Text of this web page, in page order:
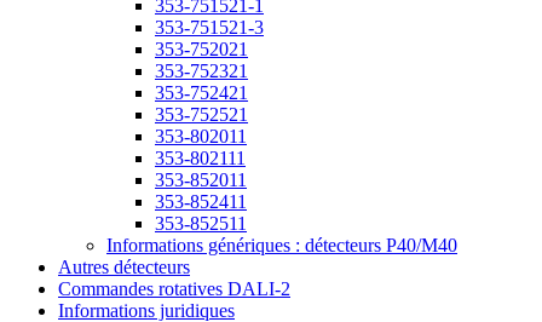
353-751521-1
353-751521-3
353-752021
353-752321
353-752421
353-752521
353-802011
353-802111
353-852011
353-852411
353-852511
Informations génériques : détecteurs P40/M40
Autres détecteurs
Commandes rotatives DALI-2
Informations juridiques